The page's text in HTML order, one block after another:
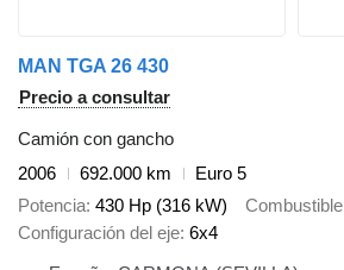
MAN TGA 26 430
Precio a consultar
Camión con gancho
2006
692.000 km
Euro 5
Potencia 430 Hp (316 kW) Combustible
Configuración del eje 6x4